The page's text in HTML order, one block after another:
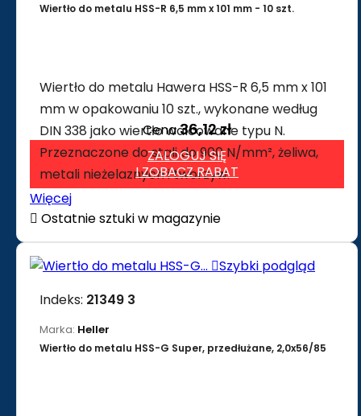
Wiertło do metalu HSS-R 6,5 mm x 101 mm - 10 szt.
Wiertło do metalu Hawera HSS-R 6,5 mm x 101
mm w opakowaniu 10 szt., wykonane według
DIN 338 jako wiertło walcowane typu N.
Przeznaczone do stali do 900 N/mm², żeliwa,
metali nieżelaznych i tworzyw.
Cena36,12 zł
ZALOGUJ SIĘ
I ZOBACZ RABAT
Więcej
 Ostatnie sztuki w magazynie
Szybki podgląd
Indeks: 21349 3
Marka: Heller
Wiertło do metalu HSS-G Super, przedłużane, 2,0x56/85